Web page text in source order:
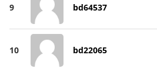
9 bd64537
10 bd22065